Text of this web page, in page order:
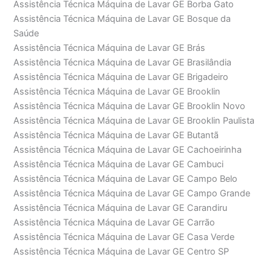
Assistência Técnica Máquina de Lavar GE Borba Gato
Assistência Técnica Máquina de Lavar GE Bosque da
Saúde
Assistência Técnica Máquina de Lavar GE Brás
Assistência Técnica Máquina de Lavar GE Brasilândia
Assistência Técnica Máquina de Lavar GE Brigadeiro
Assistência Técnica Máquina de Lavar GE Brooklin
Assistência Técnica Máquina de Lavar GE Brooklin Novo
Assistência Técnica Máquina de Lavar GE Brooklin Paulista
Assistência Técnica Máquina de Lavar GE Butantã
Assistência Técnica Máquina de Lavar GE Cachoeirinha
Assistência Técnica Máquina de Lavar GE Cambuci
Assistência Técnica Máquina de Lavar GE Campo Belo
Assistência Técnica Máquina de Lavar GE Campo Grande
Assistência Técnica Máquina de Lavar GE Carandiru
Assistência Técnica Máquina de Lavar GE Carrão
Assistência Técnica Máquina de Lavar GE Casa Verde
Assistência Técnica Máquina de Lavar GE Centro SP